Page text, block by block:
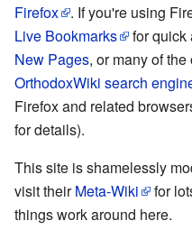
Firefox
. If you're using
Live Bookmarks
for quick
New Pages, or many of the
OrthodoxWiki search
Firefox and related
for details).
This site is shamelessly
visit theirMeta-Wiki
for
things work around here.